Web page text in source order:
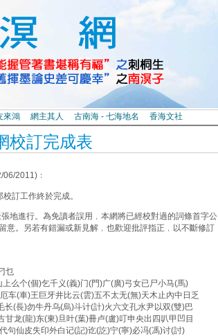
來鴻 網主其人 古南海 - 七海地名 香海文社
校訂完成表
2011)﹕
訂工作終於完成。
地進行。為免讀者誤用﹐本網將已經校對過的詞條首字公
意。另若有錯漏或新見解﹐也歡迎批評指正﹐以不斷修訂
乜
么个(個)乞千义(義)门(門)广(廣)弓女已尸小马(馬)
车(車)王巨牙井比云(雲)五不太无(無)天木止內中日乏
(長)勿牛丹乌(烏)斗计(計)火六文孔水尹以双(雙)巴
甘龙(龍)东(東)旦叶(葉)冊卢(盧)叮申央出四叭甲凹目
句仙皮失印外白记(記)讫(訖)宁(寧)必冯(馮)讨(討)